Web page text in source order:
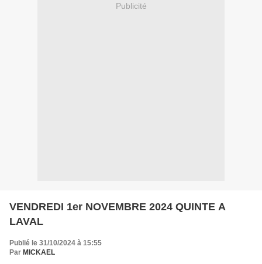
Publicité
VENDREDI 1er NOVEMBRE 2024 QUINTE A
LAVAL
Publié le 31/10/2024 à 15:55
Par MICKAEL